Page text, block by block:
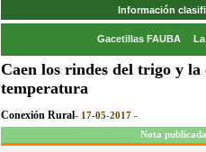
Información
Gacetillas FAUBA
Caen los rindes del trigo y
temperatura
Conexión Rural- 17-05-2017 -
Nota